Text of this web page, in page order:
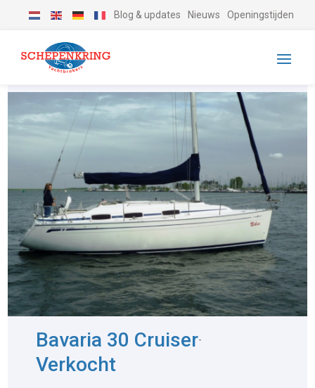
Blog & updates Nieuws Openingstijden
Bavaria 30 Cruiser-
Verkocht